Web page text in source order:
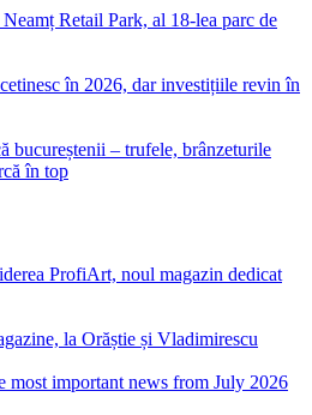
Retail Park, al 18-lea parc de
în 2026, dar investițiile revin în
bucureștenii – trufele, brânzeturile
în top
ProfiArt, noul magazin dedicat
la Orăștie și Vladimirescu
most important news from July 2026